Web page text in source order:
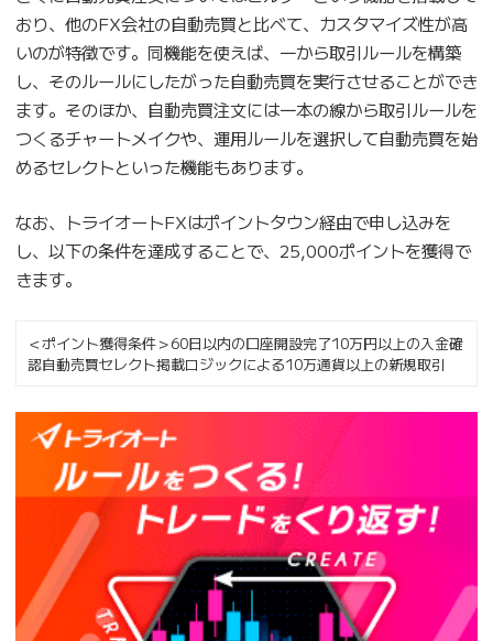
おり、他のFX会社の自動売買と比べて、カスタマイズ性が高
いのが特徴です。同機能を使えば、一から取引ルールを構築
し、そのルールにしたがった自動売買を実行させることができ
ます。そのほか、自動売買注文には一本の線から取引ルールを
つくるチャートメイクや、運用ルールを選択して自動売買を始
めるセレクトといった機能もあります。
なお、トライオートFXはポイントタウン経由で申し込みを
し、以下の条件を達成することで、25,000ポイントを獲得で
きます。
＜ポイント獲得条件＞60日以内の口座開設完了10万円以上の入金確
認自動売買セレクト掲載ロジックによる10万通貨以上の新規取引